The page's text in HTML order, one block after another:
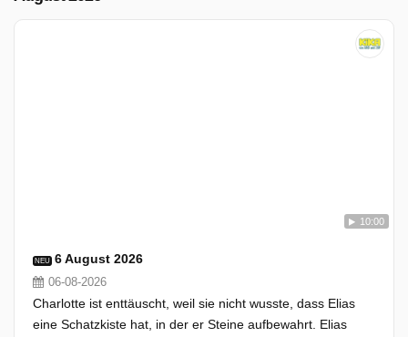
10:00
NEU 6 August 2026
06-08-2026
Charlotte ist enttäuscht, weil sie nicht wusste, dass Elias
eine Schatzkiste hat, in der er Steine aufbewahrt. Elias